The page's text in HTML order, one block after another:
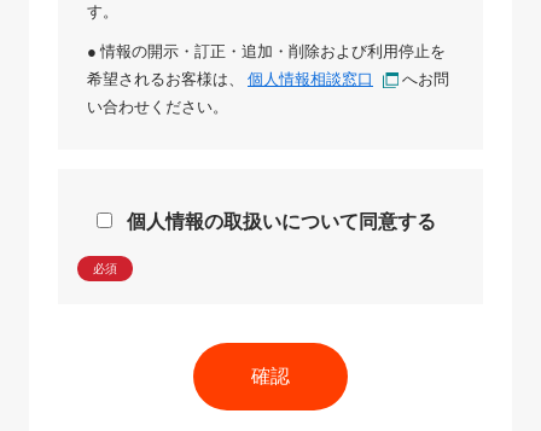
す。
● 情報の開示・訂正・追加・削除および利用停止を
希望されるお客様は、 個人情報相談窓口
へお問
い合わせください。
個人情報の取扱いについて同意する
必須